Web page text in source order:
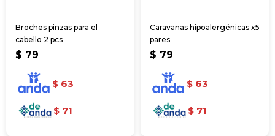
Broches pinzas para el
cabello 2 pcs
$ 79
$ 63
$ 71
Caravanas hipoalergénicas x5
pares
$ 79
$ 63
$ 71